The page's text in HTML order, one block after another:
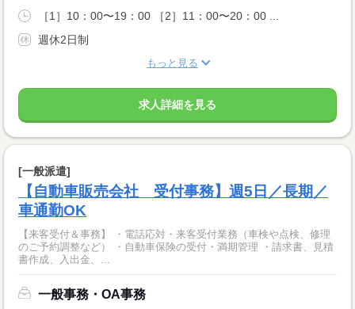
［1］10：00〜19：00 ［2］11：00〜20：00 ...
週休2日制
もっと見る
求人詳細を見る
[一般派遣]
【自動車販売会社 受付事務】週5日／長期／
車通勤OK
【来客受付＆事務】 ・電話応対・来客受付業務（車検や点検、修理
のご予約調整など） ・自動車保険の受付・満期管理 ・請求書、見積
書作成、入出金、...
一般事務・OA事務